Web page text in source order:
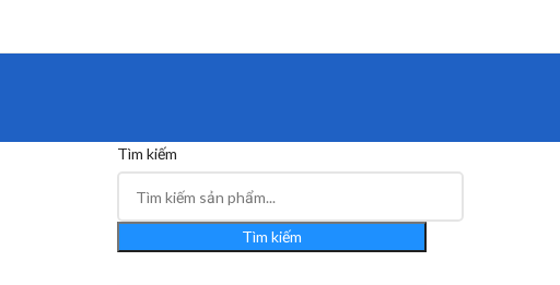
Tìm kiếm
Tìm kiếm